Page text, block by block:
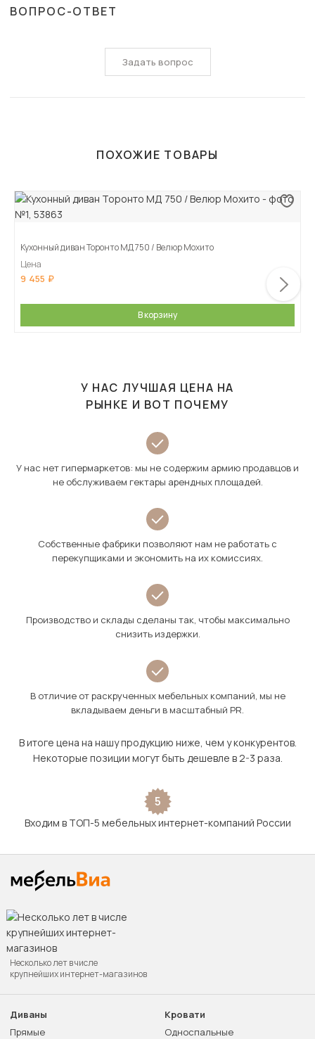
ВОПРОС-ОТВЕТ
Задать вопрос
ПОХОЖИЕ ТОВАРЫ
Кухонный диван Торонто МД 750 / Велюр Мохито
Цена
9 455
В корзину
У НАС ЛУЧШАЯ ЦЕНА НА
РЫНКЕ И ВОТ ПОЧЕМУ
У нас нет гипермаркетов: мы не содержим армию продавцов и
не обслуживаем гектары арендных площадей.
Собственные фабрики позволяют нам не работать с
перекупщиками и экономить на их комиссиях.
Производство и склады сделаны так, чтобы максимально
снизить издержки.
В отличие от раскрученных мебельных компаний, мы не
вкладываем деньги в масштабный PR.
В итоге цена на нашу продукцию ниже, чем у конкурентов.
Некоторые позиции могут быть дешевле в 2-3 раза.
5
Входим в ТОП-5 мебельных интернет-компаний России
Несколько лет в числе
крупнейших интернет-магазинов
Диваны
Прямые
Кровати
Односпальные